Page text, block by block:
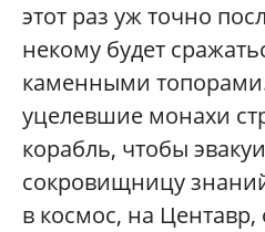
этот раз уж точно
некому будет
каменными
уцелевшие монахи
корабль, чтобы
сокровищницу
в космос, на